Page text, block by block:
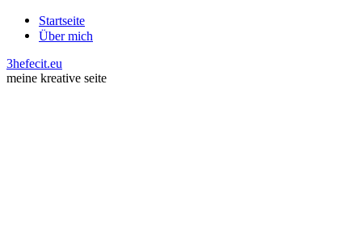
Startseite
Über mich
3hefecit.eu
meine kreative seite